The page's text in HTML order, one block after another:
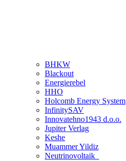
BHKW
Blackout
Energierebel
HHO
Holcomb Energy System
InfinitySAV
Innovatehno1943 d.o.o.
Jupiter Verlag
Keshe
Muammer Yildiz
Neutrinovoltaik